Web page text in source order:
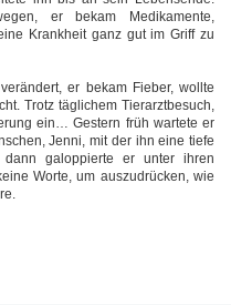
er bekam Medikamente,
Krankheit ganz gut im Griff zu
er bekam Fieber, wollte
Trotz täglichem Tierarztbesuch,
ein… Gestern früh wartete er
Jenni, mit der ihn eine tiefe
galoppierte er unter ihren
Worte, um auszudrücken, wie